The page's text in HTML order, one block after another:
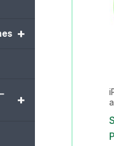
+
+